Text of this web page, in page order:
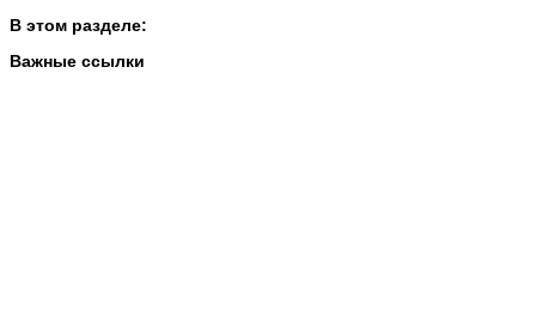
В этом разделе:
Важные ссылки